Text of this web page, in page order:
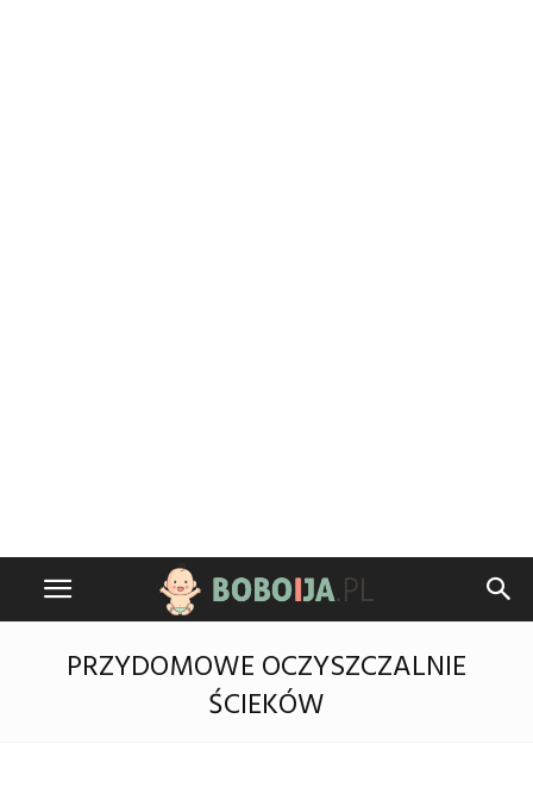
PRZYDOMOWE OCZYSZCZALNIE
ŚCIEKÓW